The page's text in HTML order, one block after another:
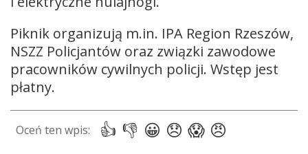
Piknik organizują m.in. IPA Region Rzeszów,
NSZZ Policjantów oraz związki zawodowe
pracowników cywilnych policji. Wstęp jest
płatny.